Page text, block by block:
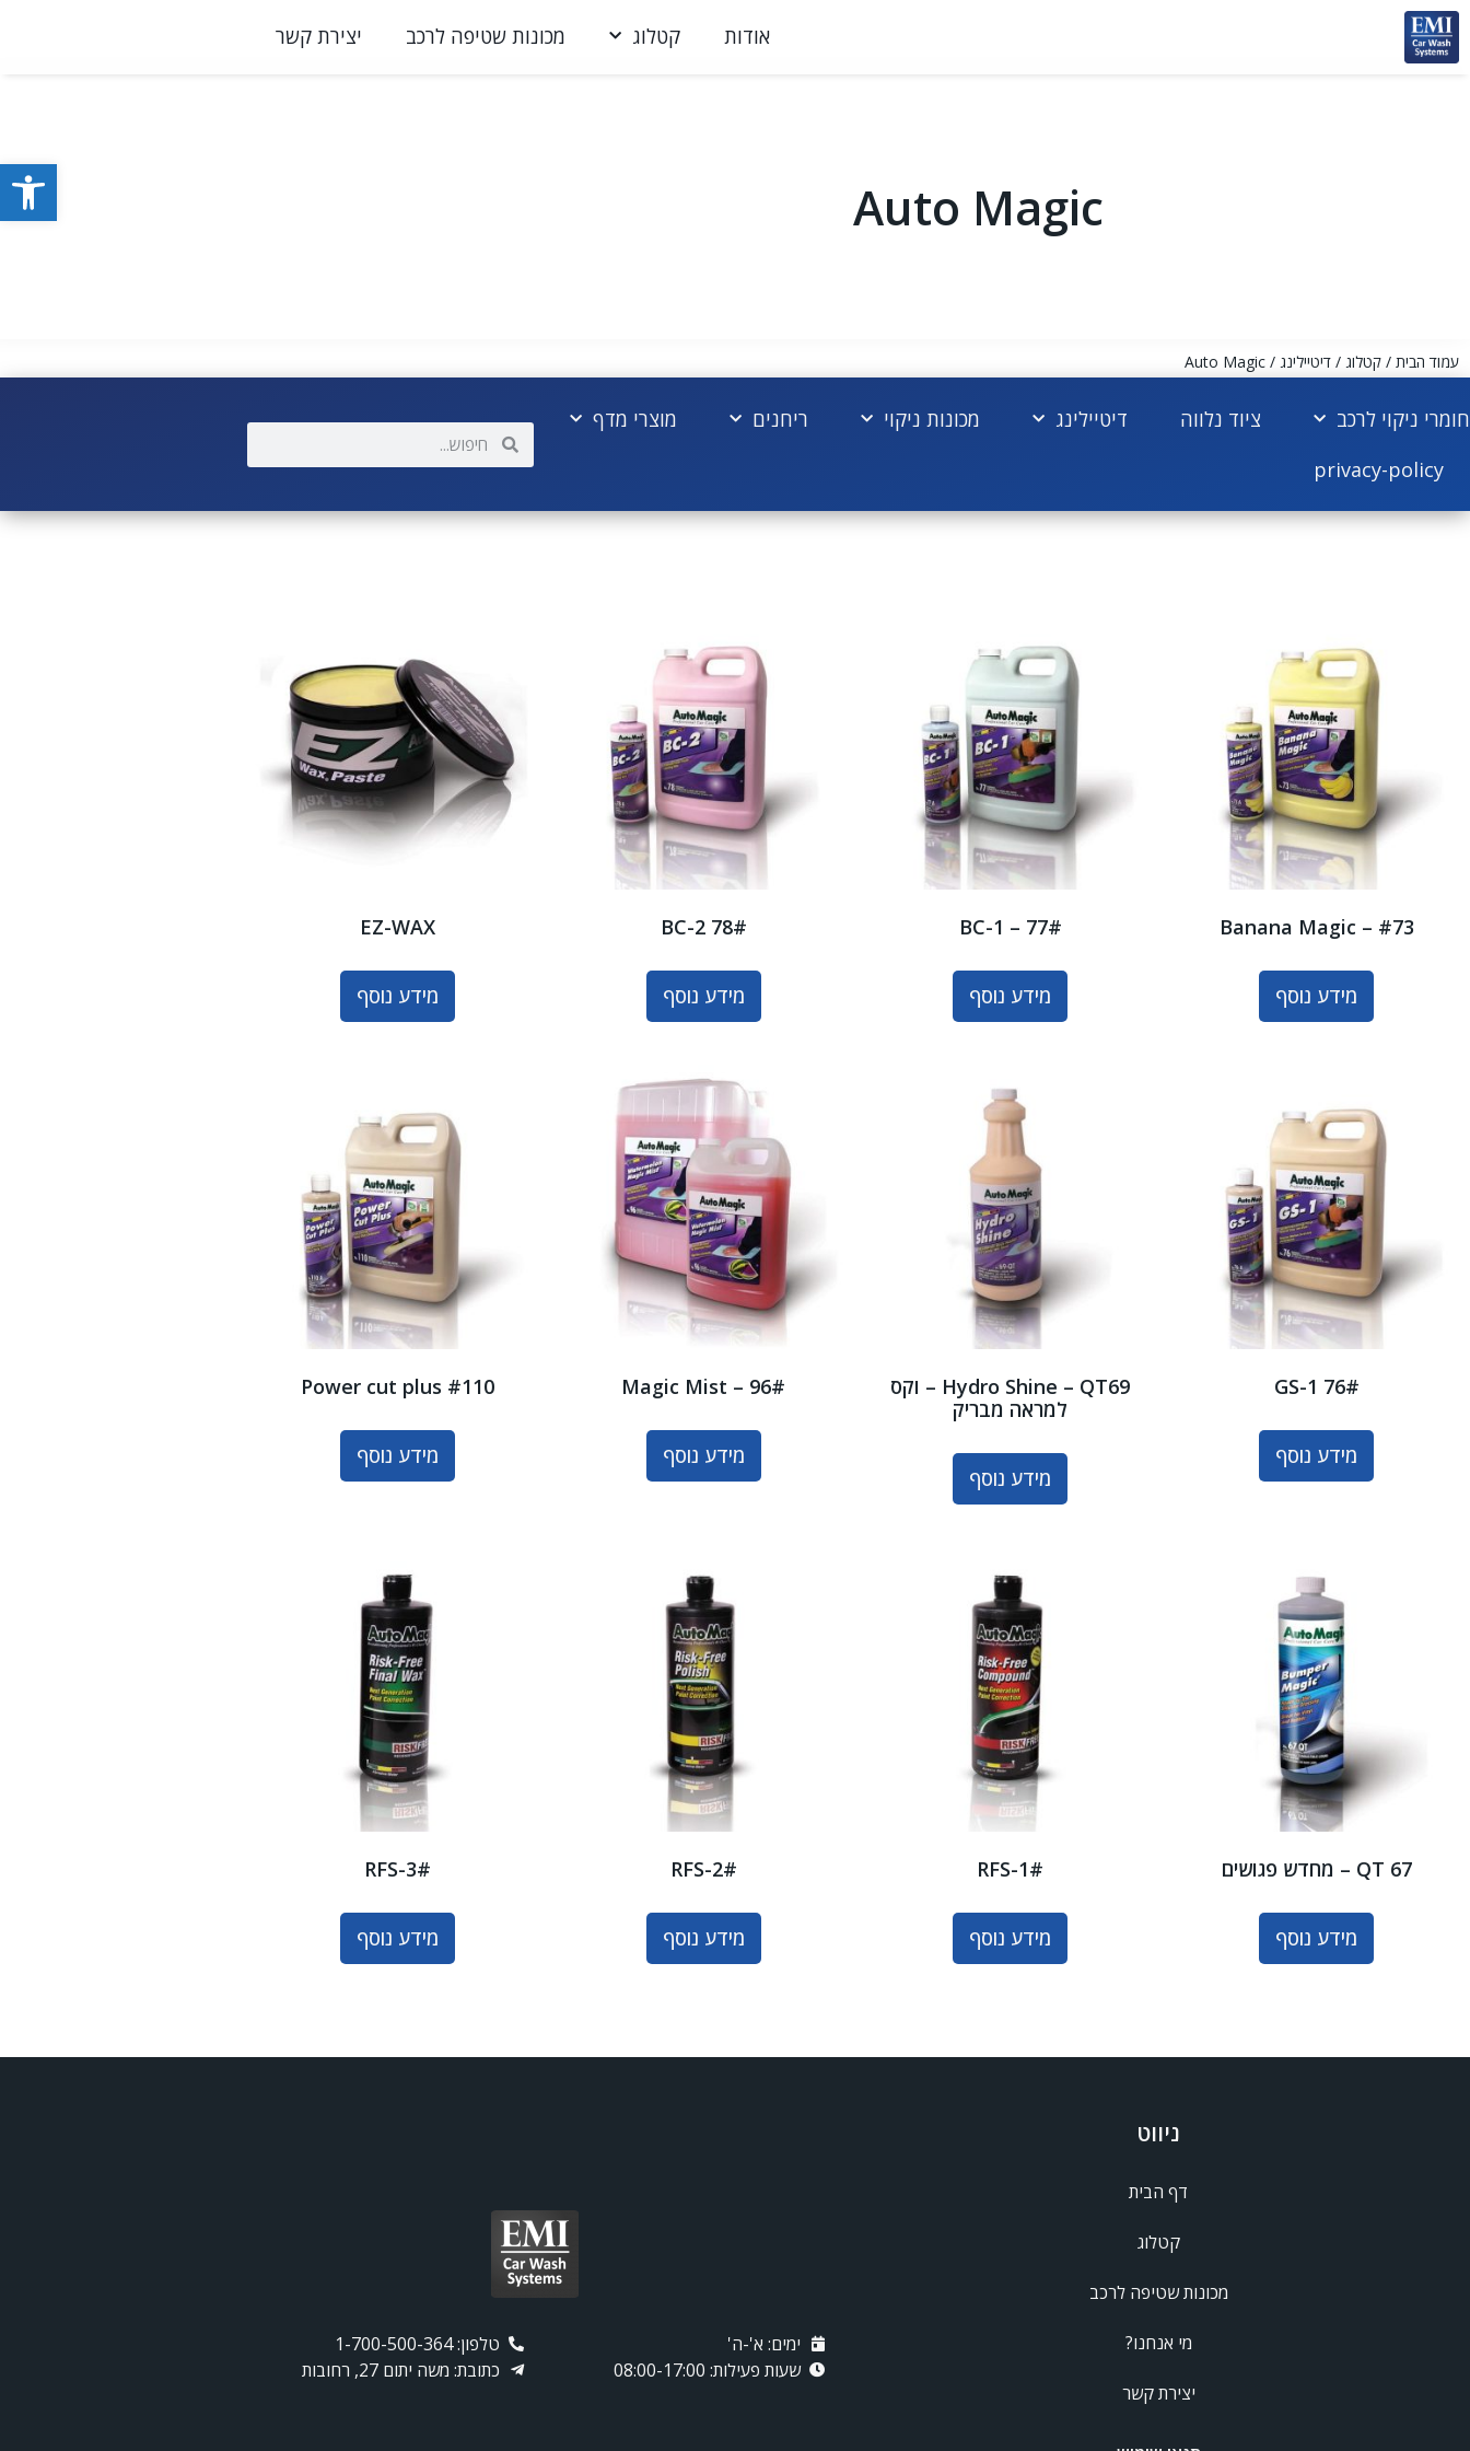
פתח
אודות קטלוג מכונות שטיפה לרכב יצירת קשר
Auto Magic
עמוד הבית / קטלוג / דיטיילינג / Auto Magic
חומרי ניקוי לרכב ציוד נלווה דיטיילינג מכונות ניקוי ריחנים
מוצרי מדף
privacy-policy
Banana Magic – #73
מידע נוסף
BC-1 – 77#
מידע נוסף
BC-2 78#
מידע נוסף
EZ-WAX
מידע נוסף
GS-1 76#
מידע נוסף
Hydro Shine – QT69 – וקס
למראה מבריק
מידע נוסף
Magic Mist – 96#
מידע נוסף
Power cut plus #110
מידע נוסף
QT 67 – מחדש פגושים
מידע נוסף
RFS-1#
מידע נוסף
RFS-2#
מידע נוסף
RFS-3#
מידע נוסף
ניווט
דף הבית
קטלוג
מכונות שטיפה לרכב
מי אנחנו?
יצירת קשר
ימים: א'-ה'
שעות פעילות: 08:00-17:00
טלפון: 1-700-500-364
כתובת: משה יתום 27, רחובות